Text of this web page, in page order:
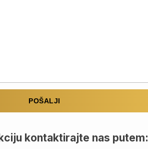
kontaktirajte nas putem: